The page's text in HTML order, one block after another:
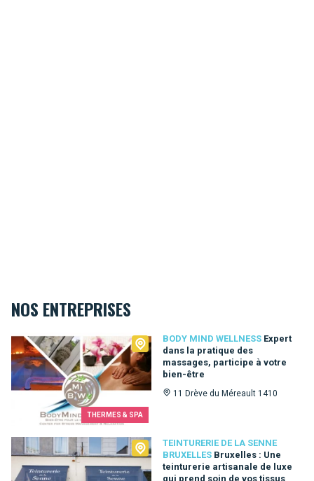
NOS ENTREPRISES
THERMES & SPA
BODY MIND WELLNESS Expert
dans la pratique des
massages, participe à votre
bien-être
11 Drève du Méreault 1410
Body Mind Wellness
TEINTURERIE DE LA SENNE
BRUXELLES Bruxelles : Une
teinturerie artisanale de luxe
qui prend soin de vos tissus
Teinturerie de la Senne Bruxelles